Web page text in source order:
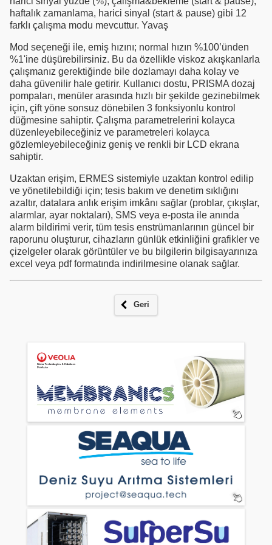
haftalık zamanlama, harici sinyal (start & pause) gibi 12
farklı çalışma modu mevcuttur. Yavaş
Mod seçeneği ile, emiş hızını; normal hızın %100’ünden
%1'ine düşürebilirsiniz. Bu da özellikle viskoz akışkanlarla
çalışmanız gerektiğinde bile dozlamayı daha kolay ve
daha güvenilir hale getirir. Kullanıcı dostu, PRISMA dozaj
pompaları, menüler arasında hızlı bir şekilde gezinebilmek
için, çift yöne sonsuz dönebilen 3 fonksiyonlu kontrol
düğmesine sahiptir. Çalışma parametrelerini kolayca
düzenleyebileceğiniz ve parametreleri kolayca
gözlemleyebileceğiniz geniş ve renkli bir LCD ekrana
sahiptir.
Uzaktan erişim, ERMES sistemiyle uzaktan kontrol edilip
ve yönetilebildiği için; tesis bakım ve denetim sıklığını
azaltır, datalara anlık erişim imkânı sağlar (problar, çıkışlar,
alarmlar, ayar noktaları), SMS veya e-posta ile anında
alarm bildirimi verir, tüm tesis enstrümanlarının güncel bir
raporunu oluşturur, cihazların günlük etkinliğini grafikler ve
çizelgeler olarak görüntüler ve bu bilgilerin bilgisayarınıza
excel veya pdf formatında indirilmesine olanak sağlar.
Geri